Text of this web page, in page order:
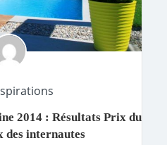
2014 : Résultats Prix du
des internautes